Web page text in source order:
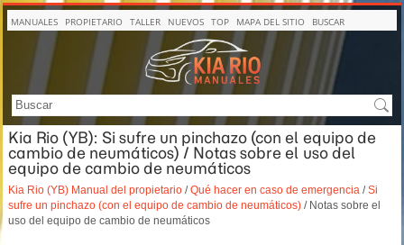
MANUALES PROPIETARIO TALLER NUEVOS TOP MAPA DEL SITIO BUSCAR
Kia Rio (YB): Si sufre un pinchazo (con el equipo de
cambio de neumáticos) / Notas sobre el uso del
equipo de cambio de neumáticos
Kia Rio (YB) Manual del propietario /Qué hacer en caso de emergencia /Si
sufre un pinchazo (con el equipo de cambio de neumáticos) / Notas sobre el
uso del equipo de cambio de neumáticos